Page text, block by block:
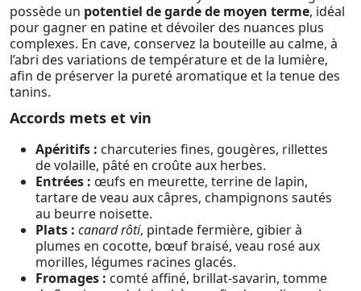
possède un potentiel de garde de moyen terme, idéal
pour gagner en patine et dévoiler des nuances plus
complexes. En cave, conservez la bouteille au calme, à
l’abri des variations de température et de la lumière,
afin de préserver la pureté aromatique et la tenue des
tanins.
Accords mets et vin
Apéritifs : charcuteries fines, gougères, rillettes
de volaille, pâté en croûte aux herbes.
Entrées : œufs en meurette, terrine de lapin,
tartare de veau aux câpres, champignons sautés
au beurre noisette.
Plats : canard rôti, pintade fermière, gibier à
plumes en cocotte, bœuf braisé, veau rosé aux
morilles, légumes racines glacés.
Fromages : comté affiné, brillat-savarin, tomme